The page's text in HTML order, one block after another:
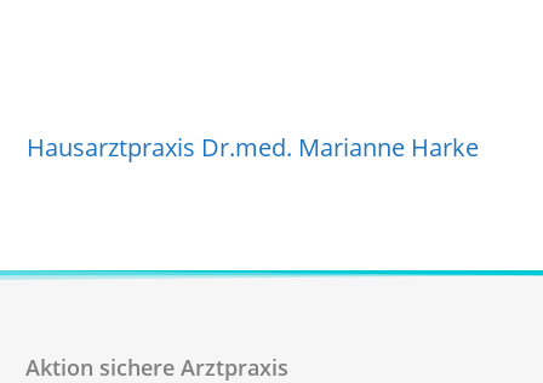
Hausarztpraxis Dr.med. Marianne Harke
Aktion sichere Arztpraxis